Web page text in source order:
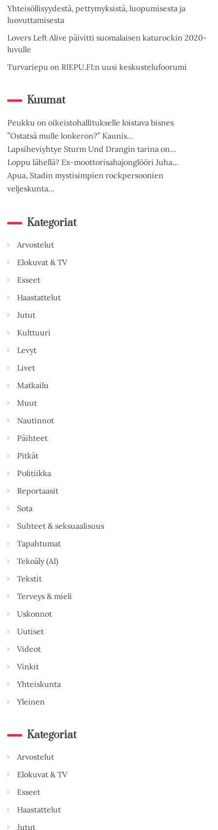
Yhteisöllisyydestä, pettymyksistä, luopumisesta ja
luovuttamisesta
Lovers Left Alive päivitti suomalaisen katurockin 2020-
luvulle
Turvariepu on RIEPU.FI:n uusi keskustelufoorumi
Kuumat
Peukku on oikeistohallitukselle loistava bisnes
”Ostatsä mulle lonkeron?” Kaunis…
Lapsiheviyhtye Sturm Und Drangin tarina on…
Loppu lähellä? Ex-moottorisahajonglööri Juha…
Apua, Stadin mystisimpien rockpersoonien
veljeskunta…
Kategoriat
Arvostelut
Elokuvat & TV
Esseet
Haastattelut
Jutut
Kulttuuri
Levyt
Livet
Matkailu
Muut
Nautinnot
Päihteet
Pitkät
Politiikka
Reportaasit
Sota
Suhteet & seksuaalisuus
Tapahtumat
Tekoäly (AI)
Tekstit
Terveys & mieli
Uskonnot
Uutiset
Videot
Vinkit
Yhteiskunta
Yleinen
Kategoriat
Arvostelut
Elokuvat & TV
Esseet
Haastattelut
Jutut